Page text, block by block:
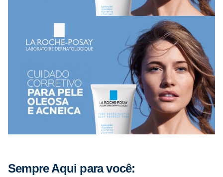
Sempre Aqui para você: